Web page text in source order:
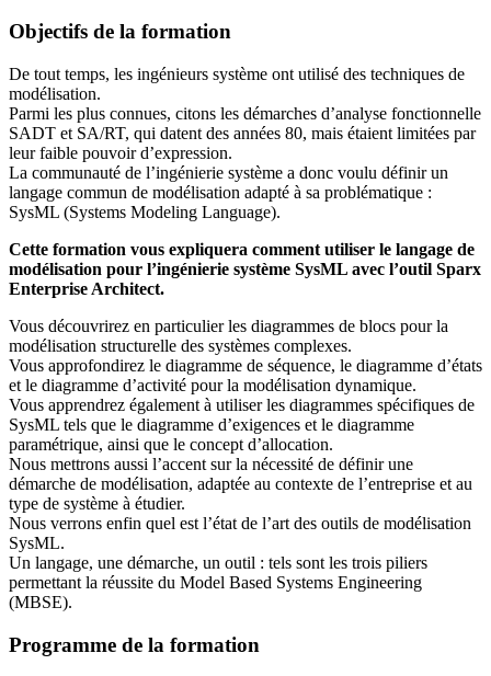
Objectifs de la formation
De tout temps, les ingénieurs système ont utilisé des techniques de
modélisation.
Parmi les plus connues, citons les démarches d’analyse fonctionnelle
SADT et SA/RT, qui datent des années 80, mais étaient limitées par
leur faible pouvoir d’expression.
La communauté de l’ingénierie système a donc voulu définir un
langage commun de modélisation adapté à sa problématique :
SysML (Systems Modeling Language).
Cette formation vous expliquera comment utiliser le langage de
modélisation pour l’ingénierie système SysML avec l’outil Sparx
Enterprise Architect.
Vous découvrirez en particulier les diagrammes de blocs pour la
modélisation structurelle des systèmes complexes.
Vous approfondirez le diagramme de séquence, le diagramme d’états
et le diagramme d’activité pour la modélisation dynamique.
Vous apprendrez également à utiliser les diagrammes spécifiques de
SysML tels que le diagramme d’exigences et le diagramme
paramétrique, ainsi que le concept d’allocation.
Nous mettrons aussi l’accent sur la nécessité de définir une
démarche de modélisation, adaptée au contexte de l’entreprise et au
type de système à étudier.
Nous verrons enfin quel est l’état de l’art des outils de modélisation
SysML.
Un langage, une démarche, un outil : tels sont les trois piliers
permettant la réussite du Model Based Systems Engineering
(MBSE).
Programme de la formation